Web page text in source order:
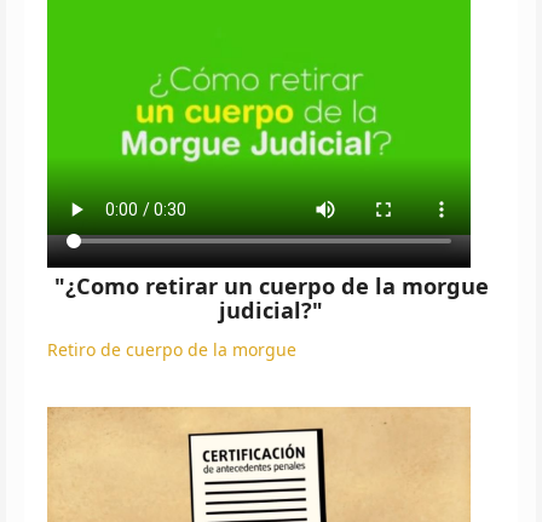
"¿Como retirar un cuerpo de la morgue
judicial?"
Retiro de cuerpo de la morgue